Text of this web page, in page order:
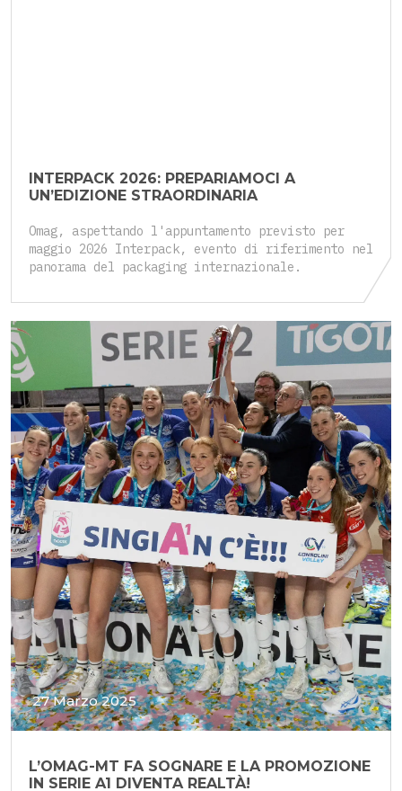
INTERPACK 2026: PREPARIAMOCI A
UN’EDIZIONE STRAORDINARIA
Omag, aspettando l'appuntamento previsto per
maggio 2026 Interpack, evento di riferimento nel
panorama del packaging internazionale.
27 Marzo 2025
L’OMAG-MT FA SOGNARE E LA PROMOZIONE
IN SERIE A1 DIVENTA REALTÀ!